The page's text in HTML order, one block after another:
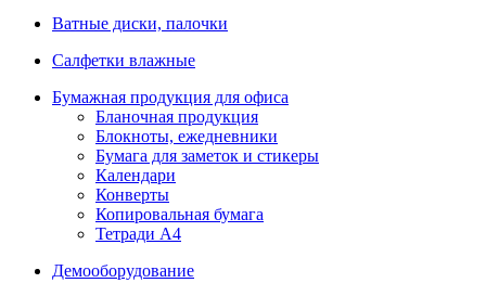
Ватные диски, палочки
Салфетки влажные
Бумажная продукция для офиса
Бланочная продукция
Блокноты, ежедневники
Бумага для заметок и стикеры
Календари
Конверты
Копировальная бумага
Тетради А4
Демооборудование